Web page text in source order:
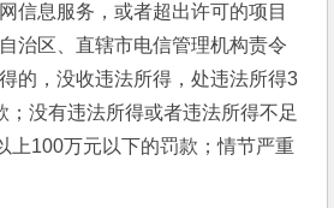
信息服务，或者超出许可的项目
治区、直辖市电信管理机构责令
的，没收违法所得，处违法所得3
；没有违法所得或者违法所得不足
上100万元以下的罚款；情节严重